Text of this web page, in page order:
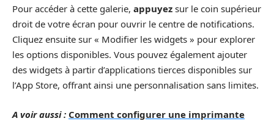
Pour accéder à cette galerie, appuyez sur le coin supérieur
droit de votre écran pour ouvrir le centre de notifications.
Cliquez ensuite sur « Modifier les widgets » pour explorer
les options disponibles. Vous pouvez également ajouter
des widgets à partir d’applications tierces disponibles sur
l’App Store, offrant ainsi une personnalisation sans limites.
A voir aussi : Comment configurer une imprimante